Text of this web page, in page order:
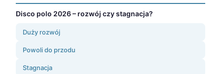
Disco polo 2026 – rozwój czy stagnacja?
Duży rozwój
Powoli do przodu
Stagnacja